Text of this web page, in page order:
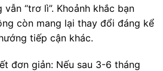
“trơ lì”. Khoảnh khắc bạn
còn mang lại thay đổi đáng kể
tiếp cận khác.
đơn giản: Nếu sau 3-6 tháng